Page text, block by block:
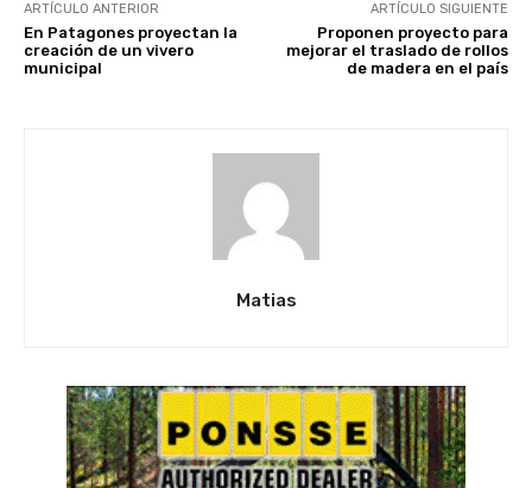
ARTÍCULO ANTERIOR
En Patagones proyectan la
creación de un vivero
municipal
ARTÍCULO SIGUIENTE
Proponen proyecto para
mejorar el traslado de rollos
de madera en el país
Matias